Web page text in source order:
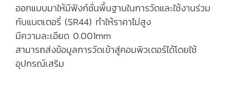
ออกแบบมาให้มีฟังก์ชั่นพื้นฐานในการวัดและใช้งานร่วม
กับแบตเตอรี่ (SR44) ทำให้ราคาไม่สูง
มีความละเอียด 0.001mm
สามารถส่งข้อมูลการวัดเข้าสู่คอมพิวเตอร์ได้โดยใช้
อุปกรณ์เสริม